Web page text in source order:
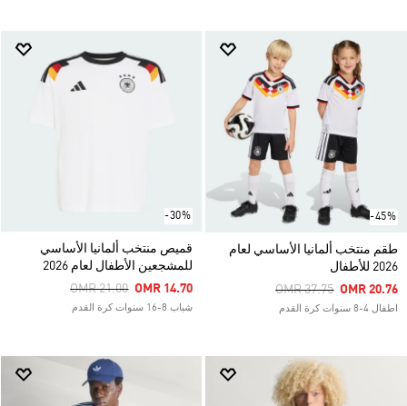
-45%
طقم منتخب ألمانيا الأساسي لعام
2026 للأطفال
Price Reduced From
OMR 37.75ToOMR 20.76
اطفال 4-8 سنوات كرة القدم
-30%
قميص منتخب ألمانيا الأساسي
للمشجعين الأطفال لعام 2026
Price Reduced From
OMR 21.00ToOMR 14.70
شباب 8-16 سنوات كرة القدم